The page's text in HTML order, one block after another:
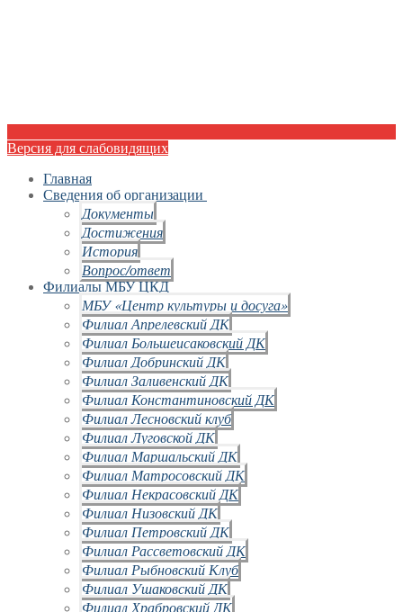
Версия для слабовидящих
Главная
Сведения об организации
Документы
Достижения
История
Вопрос/ответ
Филиалы МБУ ЦКД
МБУ «Центр культуры и досуга»
Филиал Апрелевский ДК
Филиал Большеисаковский ДК
Филиал Добринский ДК
Филиал Заливенский ДК
Филиал Константиновский ДК
Филиал Лесновский клуб
Филиал Луговской ДК
Филиал Маршальский ДК
Филиал Матросовский ДК
Филиал Некрасовский ДК
Филиал Низовский ДК
Филиал Петровский ДК
Филиал Рассветовский ДК
Филиал Рыбновский Клуб
Филиал Ушаковский ДК
Филиал Храбровский ДК